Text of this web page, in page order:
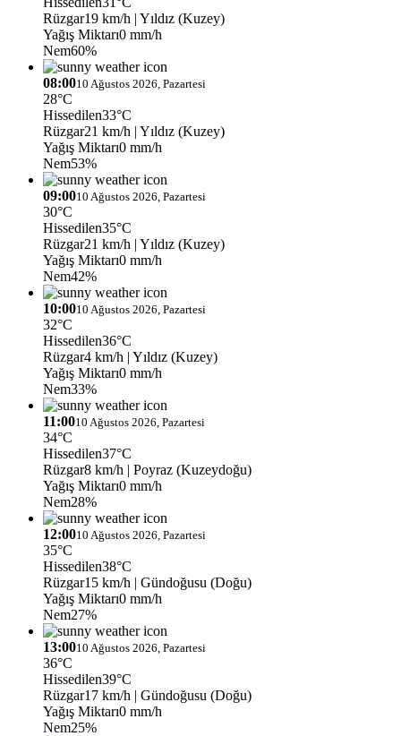
Rüzgar19 km/h | Yıldız (Kuzey)
Yağış Miktarı0 mm/h
Nem60%
08:0010 Ağustos 2026, Pazartesi
28°C
Hissedilen33°C
Rüzgar21 km/h | Yıldız (Kuzey)
Yağış Miktarı0 mm/h
Nem53%
09:0010 Ağustos 2026, Pazartesi
30°C
Hissedilen35°C
Rüzgar21 km/h | Yıldız (Kuzey)
Yağış Miktarı0 mm/h
Nem42%
10:0010 Ağustos 2026, Pazartesi
32°C
Hissedilen36°C
Rüzgar4 km/h | Yıldız (Kuzey)
Yağış Miktarı0 mm/h
Nem33%
11:0010 Ağustos 2026, Pazartesi
34°C
Hissedilen37°C
Rüzgar8 km/h | Poyraz (Kuzeydoğu)
Yağış Miktarı0 mm/h
Nem28%
12:0010 Ağustos 2026, Pazartesi
35°C
Hissedilen38°C
Rüzgar15 km/h | Gündoğusu (Doğu)
Yağış Miktarı0 mm/h
Nem27%
13:0010 Ağustos 2026, Pazartesi
36°C
Hissedilen39°C
Rüzgar17 km/h | Gündoğusu (Doğu)
Yağış Miktarı0 mm/h
Nem25%